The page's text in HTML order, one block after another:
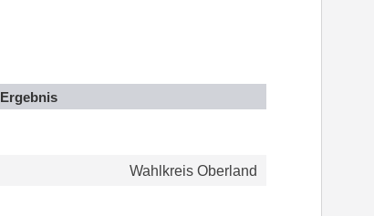
Ergebnis
Wahlkreis Oberland